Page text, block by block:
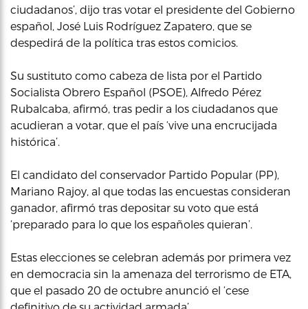
ciudadanos’, dijo tras votar el presidente del Gobierno
español, José Luis Rodríguez Zapatero, que se
despedirá de la política tras estos comicios.
Su sustituto como cabeza de lista por el Partido
Socialista Obrero Español (PSOE), Alfredo Pérez
Rubalcaba, afirmó, tras pedir a los ciudadanos que
acudieran a votar, que el país ‘vive una encrucijada
histórica’.
El candidato del conservador Partido Popular (PP),
Mariano Rajoy, al que todas las encuestas consideran
ganador, afirmó tras depositar su voto que está
‘preparado para lo que los españoles quieran’.
Estas elecciones se celebran además por primera vez
en democracia sin la amenaza del terrorismo de ETA,
que el pasado 20 de octubre anunció el ‘cese